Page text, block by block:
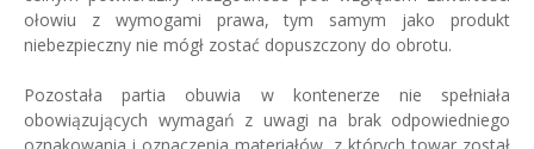
ołowiu z wymogami prawa, tym samym jako produkt
niebezpieczny nie mógł zostać dopuszczony do obrotu.
Pozostała partia obuwia w kontenerze nie spełniała
obowiązujących wymagań z uwagi na brak odpowiedniego